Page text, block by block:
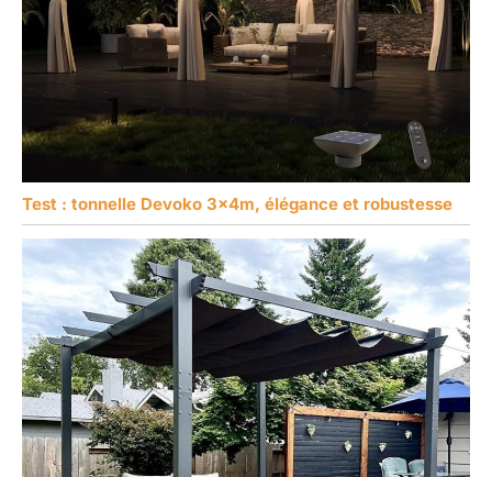
Test : tonnelle Devoko 3x4m, élégance et robustesse